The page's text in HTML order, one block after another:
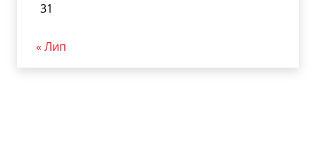
31
« Лип